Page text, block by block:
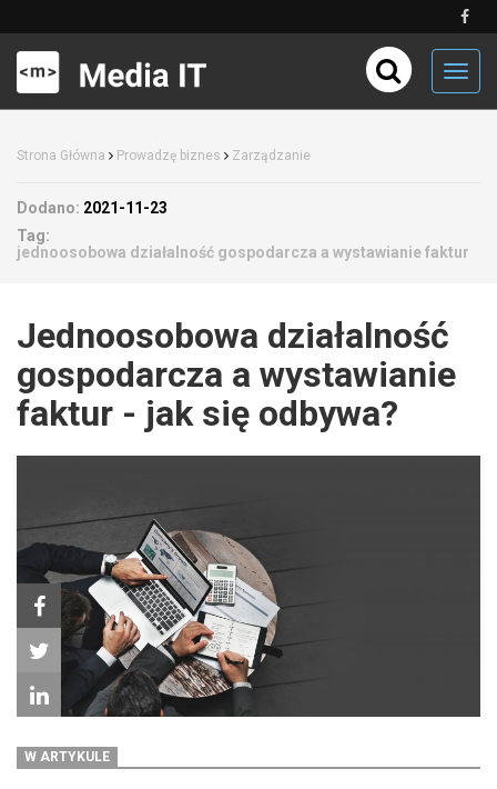
Strona Główna Prowadzę biznes Zarządzanie
Dodano: 2021-11-23
Tag:
jednoosobowa działalność gospodarcza a wystawianie faktur
Jednoosobowa działalność
gospodarcza a wystawianie
faktur - jak się odbywa?
W ARTYKULE